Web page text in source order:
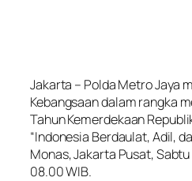
Jakarta – Polda Metro Jaya
Kebangsaan dalam rangka
Tahun Kemerdekaan
“Indonesia Berdaulat, Adil,
Monas, Jakarta Pusat,
08.00 WIB.